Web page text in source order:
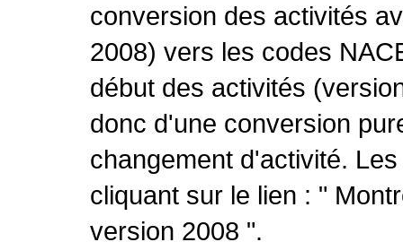
conversion des activités
2008) vers les codes
début des activités
donc d'une conversion
changement d'activité.
cliquant sur le lien : "
version 2008 ".